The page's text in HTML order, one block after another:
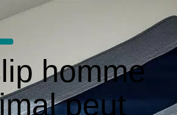
homme
peut